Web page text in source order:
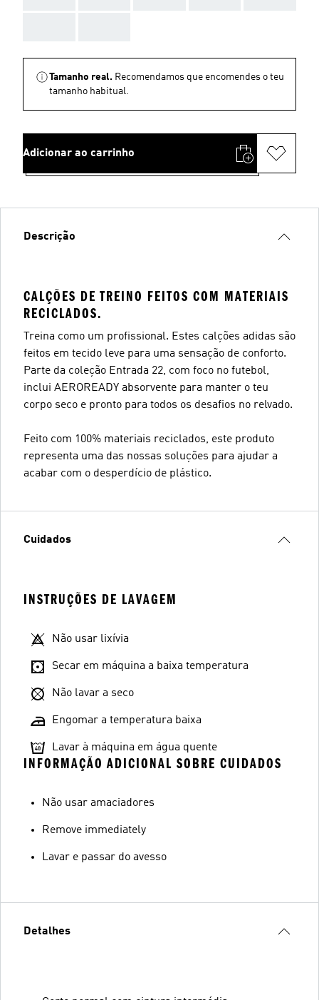
Tamanho real. Recomendamos que encomendes o teu
tamanho habitual.
Adicionar ao carrinho
Descrição
CALÇÕES DE TREINO FEITOS COM MATERIAIS
RECICLADOS.
Treina como um profissional. Estes calções adidas são
feitos em tecido leve para uma sensação de conforto.
Parte da coleção Entrada 22, com foco no futebol,
inclui AEROREADY absorvente para manter o teu
corpo seco e pronto para todos os desafios no relvado.
Feito com 100% materiais reciclados, este produto
representa uma das nossas soluções para ajudar a
acabar com o desperdício de plástico.
Cuidados
INSTRUÇÕES DE LAVAGEM
Não usar lixívia
Secar em máquina a baixa temperatura
Não lavar a seco
Engomar a temperatura baixa
Lavar à máquina em água quente
INFORMAÇÃO ADICIONAL SOBRE CUIDADOS
Não usar amaciadores
Remove immediately
Lavar e passar do avesso
Detalhes